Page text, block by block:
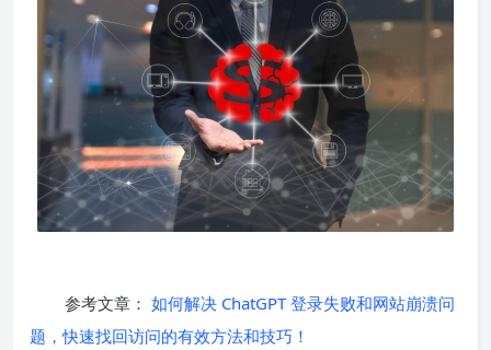
参考文章： 如何解决 ChatGPT 登录失败和网站崩溃问
题，快速找回访问的有效方法和技巧！